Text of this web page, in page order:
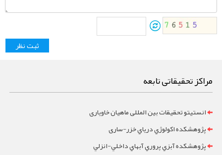
مراکز تحقیقاتی تابعه
انستیتو تحقیقات بین المللی ماهیان خاویاری
پژوهشکده اکولوژي درياي خزر-ساری
پژوهشکده آبزي پروري آبهاي داخلي-انزلي